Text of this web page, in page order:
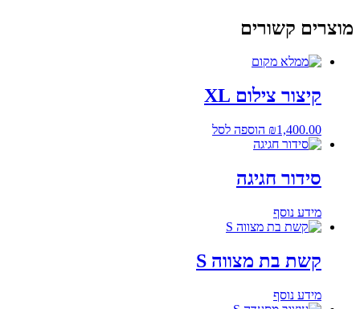
מוצרים קשורים
קיצור צילום XL
₪1,400.00 הוספה לסל
סידור חגיגה
מידע נוסף
קשת בת מצווה S
מידע נוסף